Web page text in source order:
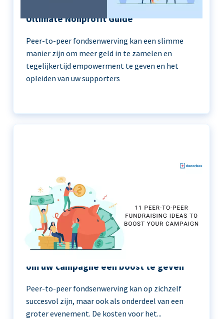
Peer-to-Peer Fundraising 101 | The
Ultimate Nonprofit Guide
Peer-to-peer fondsenwerving kan een slimme
manier zijn om meer geld in te zamelen en
tegelijkertijd empowerment te geven en het
opleiden van uw supporters
om uw campagne een boost te geven
Peer-to-peer fondsenwerving kan op zichzelf
succesvol zijn, maar ook als onderdeel van een
groter evenement. De kosten voor het...